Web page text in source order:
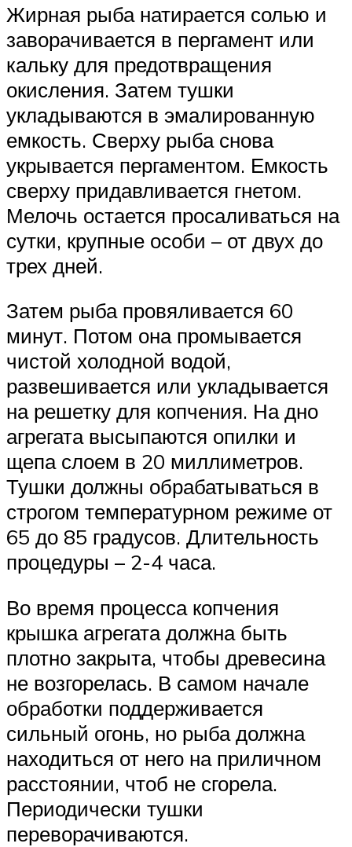
Жирная рыба натирается солью и
заворачивается в пергамент или
кальку для предотвращения
окисления. Затем тушки
укладываются в эмалированную
емкость. Сверху рыба снова
укрывается пергаментом. Емкость
сверху придавливается гнетом.
Мелочь остается просаливаться на
сутки, крупные особи – от двух до
трех дней.
Затем рыба провяливается 60
минут. Потом она промывается
чистой холодной водой,
развешивается или укладывается
на решетку для копчения. На дно
агрегата высыпаются опилки и
щепа слоем в 20 миллиметров.
Тушки должны обрабатываться в
строгом температурном режиме от
65 до 85 градусов. Длительность
процедуры – 2-4 часа.
Во время процесса копчения
крышка агрегата должна быть
плотно закрыта, чтобы древесина
не возгорелась. В самом начале
обработки поддерживается
сильный огонь, но рыба должна
находиться от него на приличном
расстоянии, чтоб не сгорела.
Периодически тушки
переворачиваются.